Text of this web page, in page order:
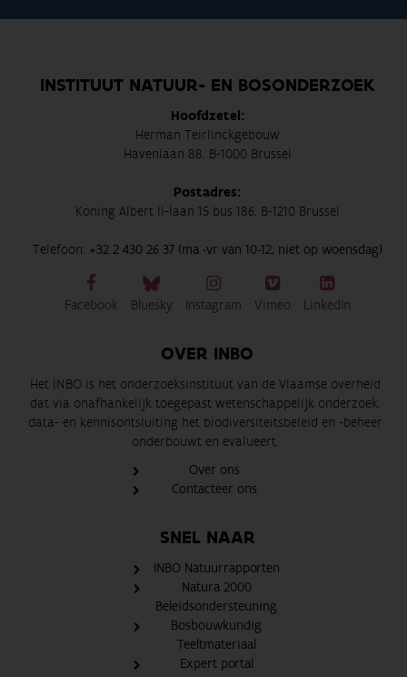
INSTITUUT NATUUR- EN BOSONDERZOEK
Hoofdzetel:
Herman Teirlinckgebouw
Havenlaan 88, B-1000 Brussel
Postadres:
Koning Albert II-laan 15 bus 186, B-1210 Brussel
Telefoon: +32 2 430 26 37 (ma -vr van 10-12, niet op woensdag)
Facebook Bluesky Instagram Vimeo LinkedIn
OVER INBO
Het INBO is het onderzoeksinstituut van de Vlaamse overheid
dat via onafhankelijk toegepast wetenschappelijk onderzoek,
data- en kennisontsluiting het biodiversiteitsbeleid en -beheer
onderbouwt en evalueert.
Over ons
Contacteer ons
SNEL NAAR
INBO Natuurrapporten
Natura 2000
Beleidsondersteuning
Bosbouwkundig
Teeltmateriaal
Expert portal